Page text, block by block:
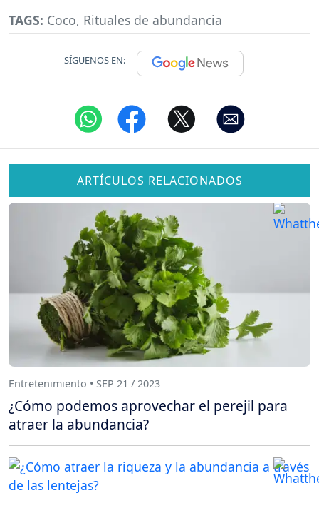
TAGS: Coco, Rituales de abundancia
SÍGUENOS EN:
ARTÍCULOS RELACIONADOS
Entretenimiento • SEP 21 / 2023
¿Cómo podemos aprovechar el perejil para
atraer la abundancia?